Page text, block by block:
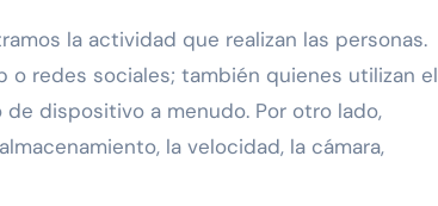
la actividad que realizan las personas.
redes sociales; también quienes utilizan el
dispositivo a menudo. Por otro lado,
la velocidad, la cámara,